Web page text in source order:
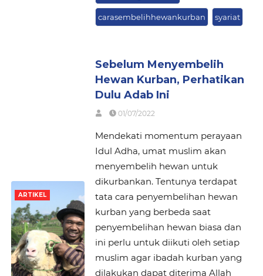
carasembelihhewankurban syariat
ARTIKEL
Sebelum Menyembelih
Hewan Kurban, Perhatikan
Dulu Adab Ini
01/07/2022
Mendekati momentum perayaan
Idul Adha, umat muslim akan
menyembelih hewan untuk
dikurbankan. Tentunya terdapat
tata cara penyembelihan hewan
kurban yang berbeda saat
penyembelihan hewan biasa dan
ini perlu untuk diikuti oleh setiap
muslim agar ibadah kurban yang
dilakukan dapat diterima Allah